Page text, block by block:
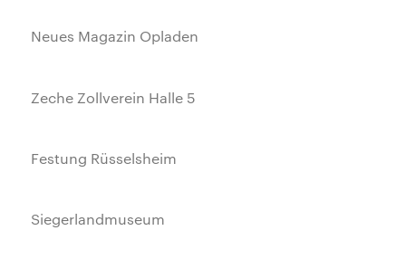
Neues Magazin Opladen
Zeche Zollverein Halle 5
Festung Rüsselsheim
Siegerlandmuseum